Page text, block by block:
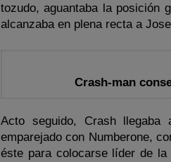
tozudo, aguantaba la posición
alcanzaba en plena recta a
Crash-man
Acto seguido, Crash
emparejado con Numberone,
éste para colocarse líder de